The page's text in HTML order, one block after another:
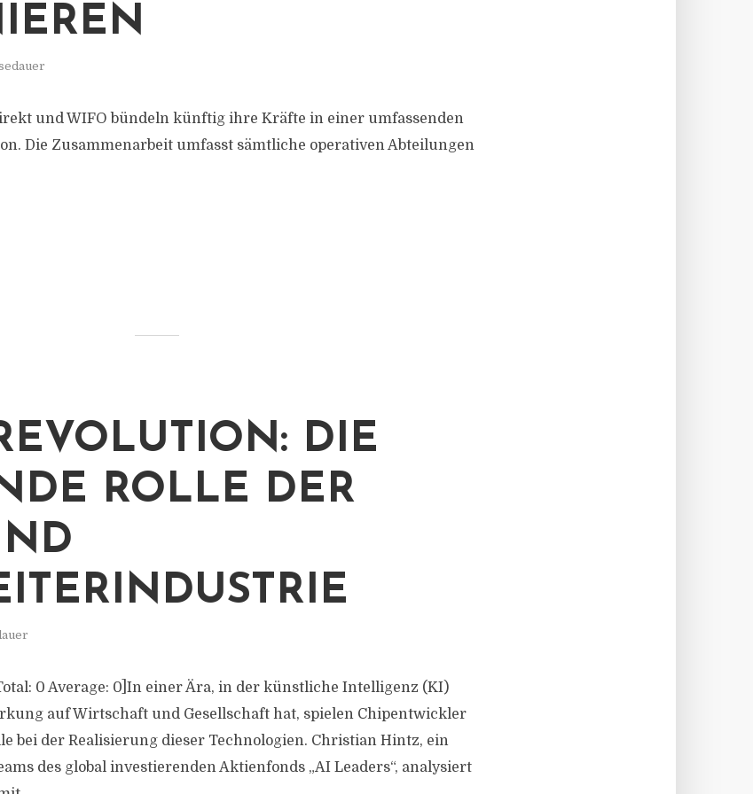
und WIFO bündeln künftig ihre Kräfte in einer umfassenden
Die Zusammenarbeit umfasst sämtliche operativen Abteilungen
DIE
ROLLE DER
0 Average: 0]In einer Ära, in der künstliche Intelligenz (KI)
auf Wirtschaft und Gesellschaft hat, spielen Chipentwickler
bei der Realisierung dieser Technologien. Christian Hintz, ein
des global investierenden Aktienfonds „AI Leaders“, analysiert